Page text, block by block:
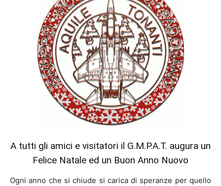
A tutti gli amici e visitatori il G.M.P.A.T. augura un
Felice Natale ed un Buon Anno Nuovo
Ogni anno che si chiude si carica di speranze per quello